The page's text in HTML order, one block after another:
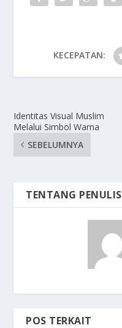
KECEPATAN:
Identitas Visual Muslim
Melalui Simbol Warna
SEBELUMNYA
TENTANG PENULIS
POS TERKAIT